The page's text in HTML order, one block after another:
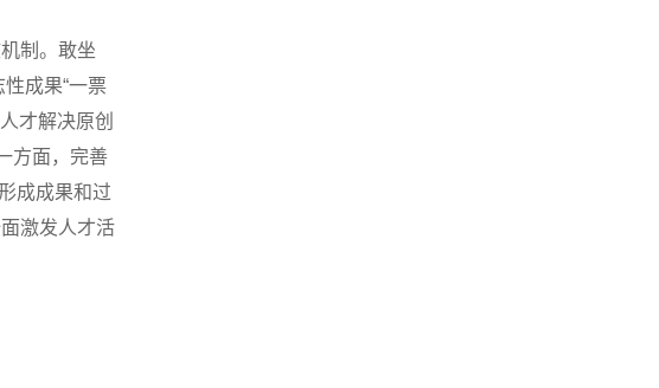
制。敢坐
成果“一票
才解决原创
方面，完善
成成果和过
激发人才活